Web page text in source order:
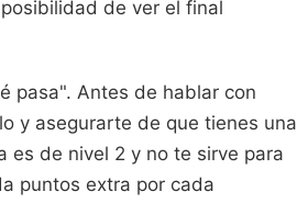
de ver el final
pasa". Antes de hablar con
y asegurarte de que tienes una
es de nivel 2 y no te sirve para
puntos extra por cada